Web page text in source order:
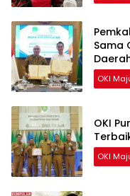
Sama
OKI
OKI
OKI